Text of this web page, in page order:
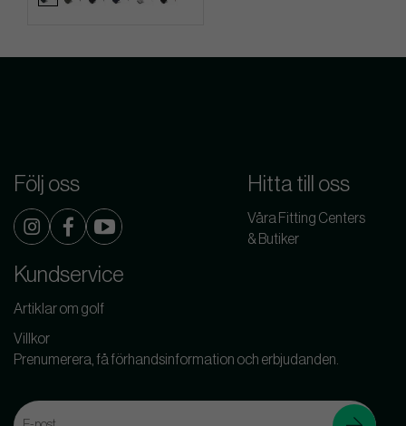
Följ oss Hitta till oss
Våra Fitting Centers
& Butiker
Kundservice
Artiklar om golf
Villkor
Prenumerera, få förhandsinformation och erbjudanden.